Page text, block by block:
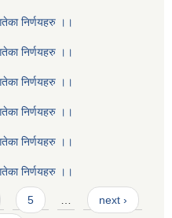
निर्णयहरु ।।
निर्णयहरु ।।
निर्णयहरु ।।
निर्णयहरु ।।
निर्णयहरु ।।
निर्णयहरु ।।
5 … next ›